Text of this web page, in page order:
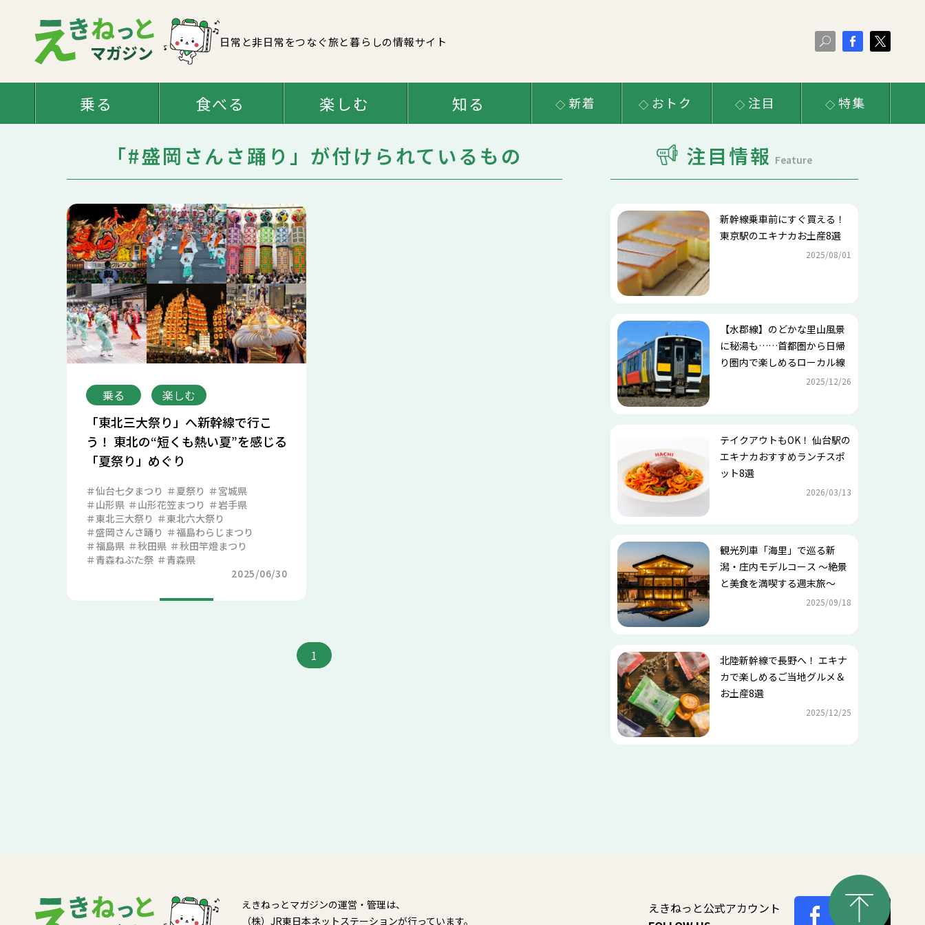
日常と非日常をつなぐ旅と暮らしの情報サイト
乗る 食べる 楽しむ 知る 新着 おトク 注目 特集
「#盛岡さんさ踊り」が付けられているもの
乗る 楽しむ
「東北三大祭り」へ新幹線で行こ
う！ 東北の“短くも熱い夏”を感じる
「夏祭り」めぐり
仙台七夕まつり 夏祭り
宮城県
山形県
山形花笠まつり
岩手県
東北三大祭り
東北六大祭り
盛岡さんさ踊り
福島わらじまつり
福島県
秋田県
秋田竿燈まつり
青森ねぶた祭
青森県
2025/06/30
1
注目情報 Feature
新幹線乗車前にすぐ買える！
東京駅のエキナカお土産8選
2025/08/01
【水郡線】のどかな里山風景
に秘湯も……首都圏から日帰
り圏内で楽しめるローカル線
2025/12/26
テイクアウトもOK！ 仙台駅の
エキナカおすすめランチスポ
ット8選
2026/03/13
観光列車「海里」で巡る新
潟・庄内モデルコース ～絶景
と美食を満喫する週末旅～
2025/09/18
北陸新幹線で長野へ！ エキナ
カで楽しめるご当地グルメ＆
お土産8選
2025/12/25
えきねっとマガジンの運営・管理は、
（株）JR東日本ネットステーションが行っています。
えきねっと公式アカウント